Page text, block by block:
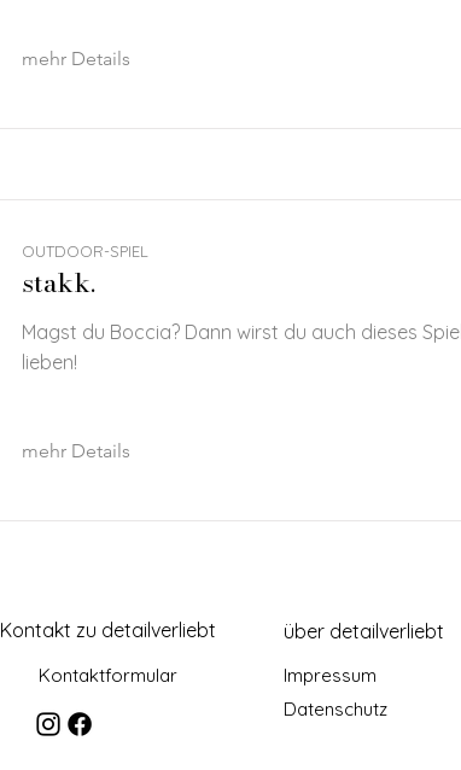
mehr Details
OUTDOOR-SPIEL
stakk.
Magst du Boccia? Dann wirst du auch dieses Spiel
lieben!
mehr Details
Kontakt zu detailverliebt
Kontaktformular
über detailverliebt
Impressum
Datenschutz